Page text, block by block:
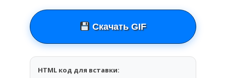
Скачать GIF
HTML код для вставки: